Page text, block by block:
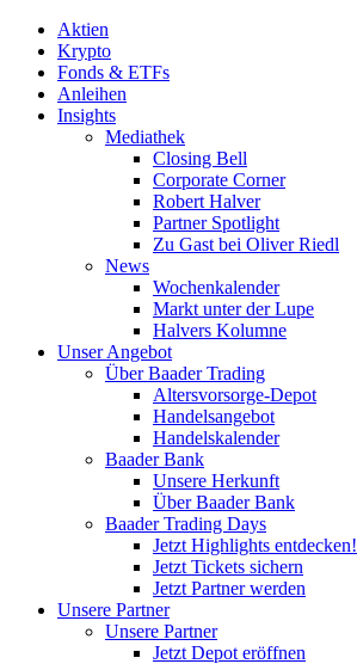
Aktien
Krypto
Fonds & ETFs
Anleihen
Insights
Mediathek
Closing Bell
Corporate Corner
Robert Halver
Partner Spotlight
Zu Gast bei Oliver Riedl
News
Wochenkalender
Markt unter der Lupe
Halvers Kolumne
Unser Angebot
Über Baader Trading
Altersvorsorge-Depot
Handelsangebot
Handelskalender
Baader Bank
Unsere Herkunft
Über Baader Bank
Baader Trading Days
Jetzt Highlights entdecken!
Jetzt Tickets sichern
Jetzt Partner werden
Unsere Partner
Unsere Partner
Jetzt Depot eröffnen